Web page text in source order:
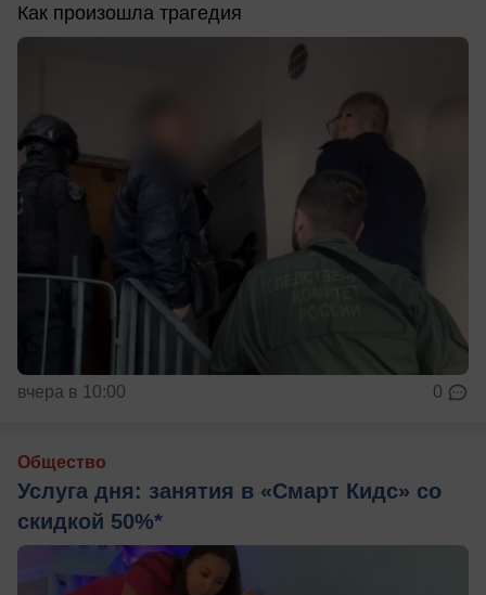
Как произошла трагедия
вчера в 10:00 0
Общество
Услуга дня: занятия в «Смарт Кидс» со
скидкой 50%*